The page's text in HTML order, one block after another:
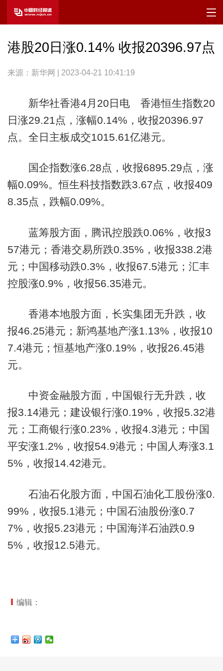
港股20日涨0.14% 收报20396.97点
来源：新华网 | 2023-04-21 10:41:19
新华社香港4月20日电 香港恒生指数20
日涨29.21点，涨幅0.14%，收报20396.97
点。全日主板成交1015.61亿港元。
国企指数涨6.28点，收报6895.29点，涨
幅0.09%。恒生科技指数跌3.67点，收报409
8.35点，跌幅0.09%。
蓝筹股方面，腾讯控股跌0.06%，收报3
57港元；香港交易所跌0.35%，收报338.2港
元；中国移动跌0.3%，收报67.5港元；汇丰
控股涨0.9%，收报56.35港元。
香港本地股方面，长实集团无升跌，收
报46.25港元；新鸿基地产涨1.13%，收报10
7.4港元；恒基地产涨0.19%，收报26.45港
元。
中资金融股方面，中国银行无升跌，收
报3.14港元；建设银行涨0.19%，收报5.32港
元；工商银行涨0.23%，收报4.3港元；中国
平安涨1.2%，收报54.9港元；中国人寿涨3.1
5%，收报14.42港元。
石油石化股方面，中国石油化工股份涨0.
99%，收报5.1港元；中国石油股份涨0.7
7%，收报5.23港元；中国海洋石油跌0.9
5%，收报12.5港元。
编辑：